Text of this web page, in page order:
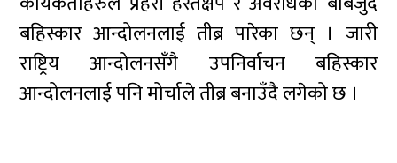
बहिस्कार आन्दोलनलाई तीब्र पारेका छन् । जारी
राष्ट्रिय आन्दोलनसँगै उपनिर्वाचन बहिस्कार
आन्दोलनलाई पनि मोर्चाले तीब्र बनाउँदै लगेको छ ।